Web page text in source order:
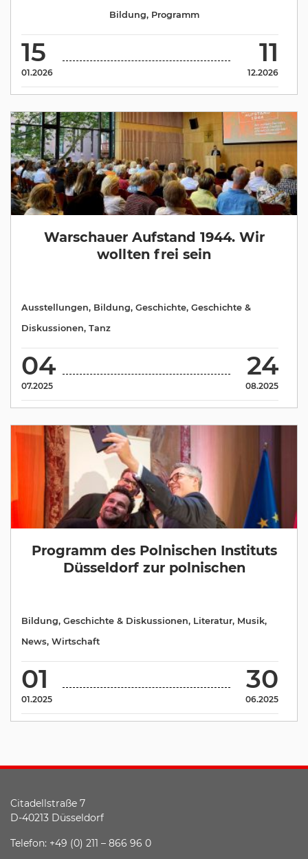
15
01.2026
11
12.2026
Bildung, Programm
Warschauer Aufstand 1944. Wir
wollten frei sein
04
07.2025
24
08.2025
Ausstellungen, Bildung, Geschichte, Geschichte &
Diskussionen, Tanz
Programm des Polnischen Instituts
Düsseldorf zur polnischen
01
01.2025
30
06.2025
Bildung, Geschichte & Diskussionen, Literatur, Musik,
News, Wirtschaft
Citadellstraße 7
D-40213 Düsseldorf
Telefon: +49 (0) 211 – 866 96 0